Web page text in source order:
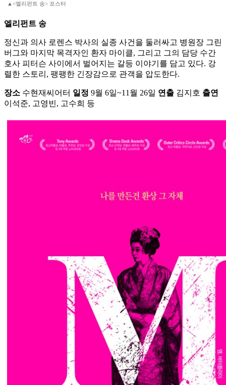
▲<엘리펀트 송> 포스터
엘리펀트 송
정신과 의사 로렌스 박사의 실종 사건을 둘러싸고 병원장 그린
버그와 마지막 목격자인 환자 마이클, 그리고 그의 담당 수간
호사 피터슨 사이에서 벌어지는 갈등 이야기를 담고 있다. 강
렬한 스토리, 팽팽한 긴장감으로 관객을 압도한다.
장소 수현재씨어터 일정 9월 6일~11월 26일 연출 김지호 출연
이석준, 고영빈, 고수희 등